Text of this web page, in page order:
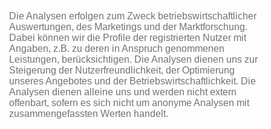
Die Analysen erfolgen zum Zweck betriebswirtschaftlicher
Auswertungen, des Marketings und der Marktforschung.
Dabei können wir die Profile der registrierten Nutzer mit
Angaben, z.B. zu deren in Anspruch genommenen
Leistungen, berücksichtigen. Die Analysen dienen uns zur
Steigerung der Nutzerfreundlichkeit, der Optimierung
unseres Angebotes und der Betriebswirtschaftlichkeit. Die
Analysen dienen alleine uns und werden nicht extern
offenbart, sofern es sich nicht um anonyme Analysen mit
zusammengefassten Werten handelt.